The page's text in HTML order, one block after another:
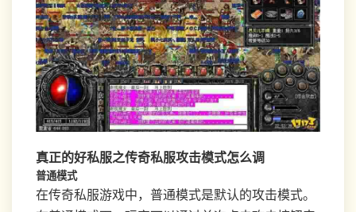
真正的好私服之传奇私服攻击模式怎么调
普通模式
在传奇私服游戏中，普通模式是默认的攻击模式。